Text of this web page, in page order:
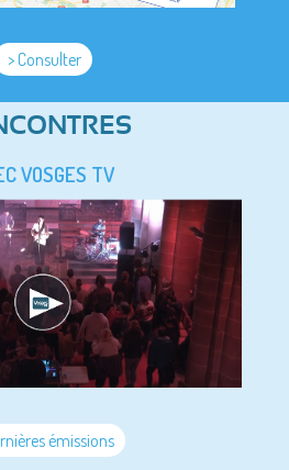
> Consulter
VOSGES TV
émissions